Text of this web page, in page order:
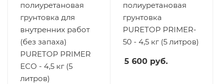
полиуретановая
грунтовка для
внутренних работ
(без запаха)
PURETOP PRIMER
ECO - 4,5 кг (5
литров)
полиуретановая
грунтовка
PURETOP PRIMER-
50 - 4,5 кг (5 литров)
5 600 руб.